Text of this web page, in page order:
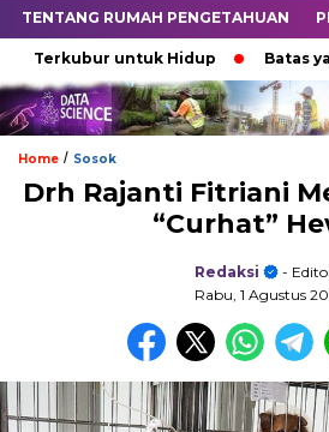
TENTANG RUMAH PENGETAHUAN
untuk Hidup Batas yang
Home / Sosok
Drh Rajanti Fitriani
“Curhat”
Redaksi
-
Rabu, 1 Agustus